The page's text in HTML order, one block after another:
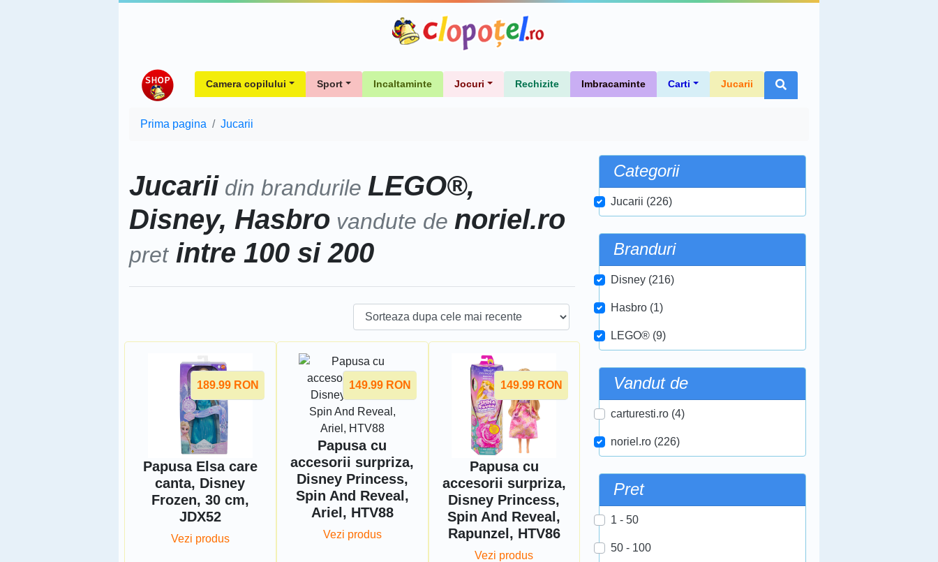
Camera copilului Sport Incaltaminte Jocuri Rechizite Imbracaminte Carti Jucarii
Prima pagina Jucarii
Jucarii din brandurile LEGO®,
Disney, Hasbro vandute de noriel.ro
pretintre 100 si 200
189.99 RON
Papusa Elsa care
canta, Disney
Frozen, 30 cm,
JDX52
Vezi produs
149.99 RON
Papusa cu
accesorii surpriza,
Disney Princess,
Spin And Reveal,
Ariel, HTV88
Vezi produs
149.99 RON
Papusa cu
accesorii surpriza,
Disney Princess,
Spin And Reveal,
Rapunzel, HTV86
Vezi produs
Categorii
Jucarii (226)
Branduri
Disney (216)
Hasbro (1)
LEGO® (9)
Vandut de
carturesti.ro (4)
noriel.ro (226)
Pret
1 - 50
50 - 100